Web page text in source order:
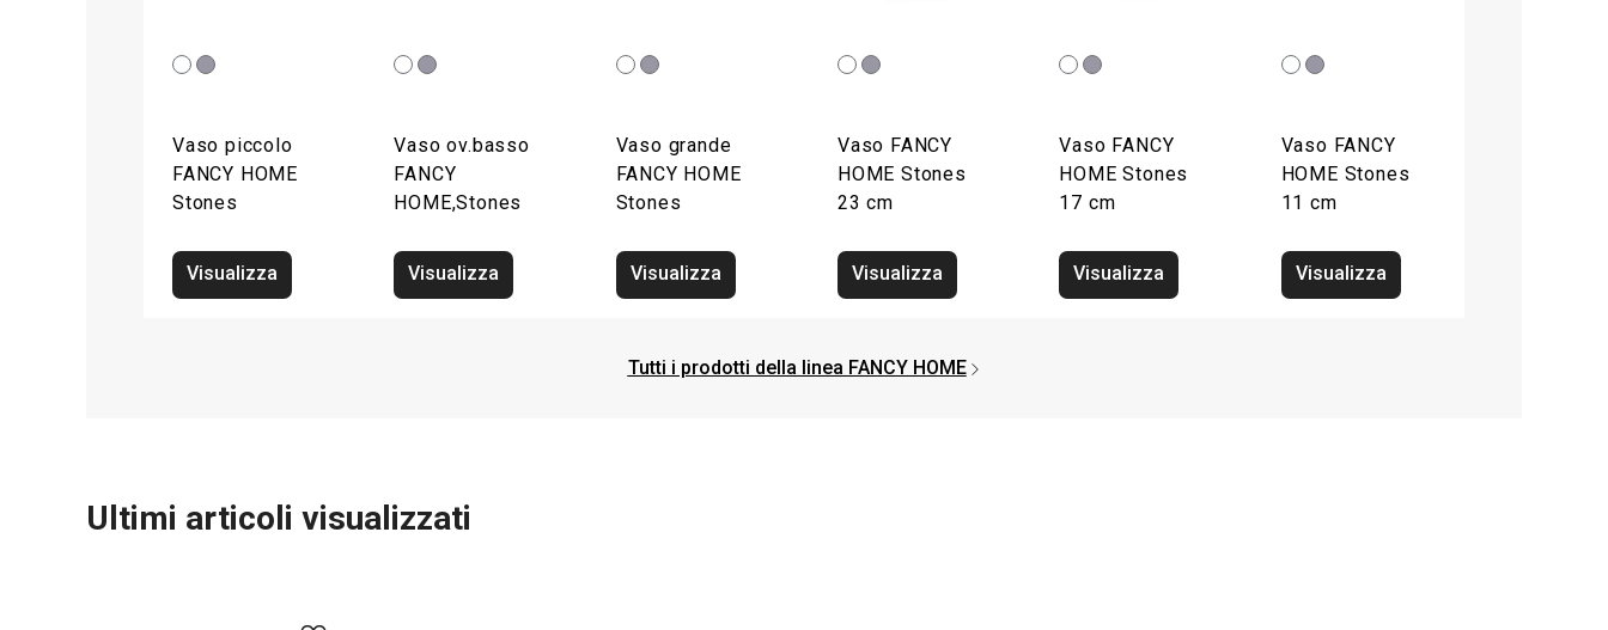
Vaso piccolo
FANCY HOME
Stones
Visualizza
Vaso ov.basso
FANCY
HOME,Stones
Visualizza
Vaso grande
FANCY HOME
Stones
Visualizza
Vaso FANCY
HOME Stones
23 cm
Visualizza
Vaso FANCY
HOME Stones
17 cm
Visualizza
Vaso FANCY
HOME Stones
11 cm
Visualizza
Tutti i prodotti della linea FANCY HOME
Ultimi articoli visualizzati